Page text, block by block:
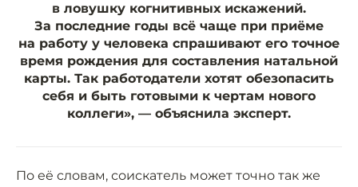
в ловушку когнитивных искажений.
За последние годы всё чаще при приёме
на работу у человека спрашивают его точное
время рождения для составления натальной
карты. Так работодатели хотят обезопасить
себя и быть готовыми к чертам нового
коллеги», — объяснила эксперт.
По её словам, соискатель может точно так же